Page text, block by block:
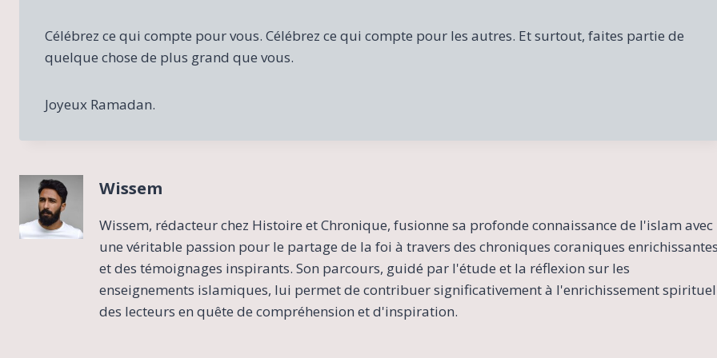
Célébrez ce qui compte pour vous. Célébrez ce qui compte pour les autres. Et surtout, faites partie de
quelque chose de plus grand que vous.
Joyeux Ramadan.
Wissem
Wissem, rédacteur chez Histoire et Chronique, fusionne sa profonde connaissance de l'islam avec
une véritable passion pour le partage de la foi à travers des chroniques coraniques
et des témoignages inspirants. Son parcours, guidé par l'étude et la réflexion sur les
enseignements islamiques, lui permet de contribuer significativement à l'enrichissement spirituel
des lecteurs en quête de compréhension et d'inspiration.